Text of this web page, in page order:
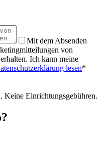
wählen Sie Ihr Fachgebiet
Mit dem Absenden
von
Ich kann meine
lesen*
Keine Einrichtungsgebühren.